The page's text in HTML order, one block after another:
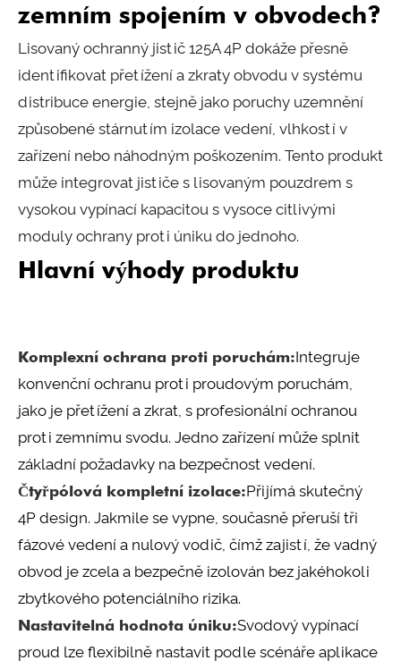
zemním spojením v obvodech?
Lisovaný ochranný jistič 125A 4P dokáže přesně
identifikovat přetížení a zkraty obvodu v systému
distribuce energie, stejně jako poruchy uzemnění
způsobené stárnutím izolace vedení, vlhkostí v
zařízení nebo náhodným poškozením. Tento produkt
může integrovat jističe s lisovaným pouzdrem s
vysokou vypínací kapacitou s vysoce citlivými
moduly ochrany proti úniku do jednoho.
Hlavní výhody produktu
Komplexní ochrana proti poruchám:Integruje
konvenční ochranu proti proudovým poruchám,
jako je přetížení a zkrat, s profesionální ochranou
proti zemnímu svodu. Jedno zařízení může splnit
základní požadavky na bezpečnost vedení.
Čtyřpólová kompletní izolace:Přijímá skutečný
4P design. Jakmile se vypne, současně přeruší tři
fázové vedení a nulový vodič, čímž zajistí, že vadný
obvod je zcela a bezpečně izolován bez jakéhokoli
zbytkového potenciálního rizika.
Nastavitelná hodnota úniku:Svodový vypínací
proud lze flexibilně nastavit podle scénáře aplikace